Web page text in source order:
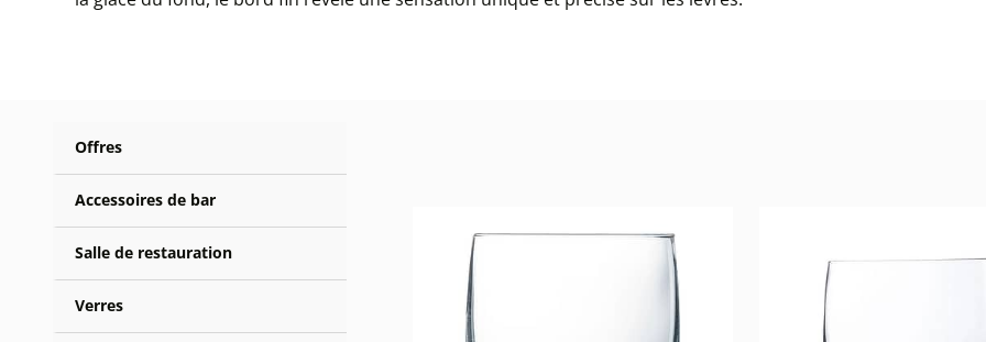
Offres
Accessoires de bar
Salle de restauration
Verres